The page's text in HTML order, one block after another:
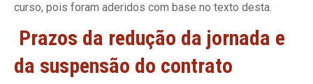
curso, pois foram aderidos com base no texto desta.
Prazos da redução da jornada e
da suspensão do contrato